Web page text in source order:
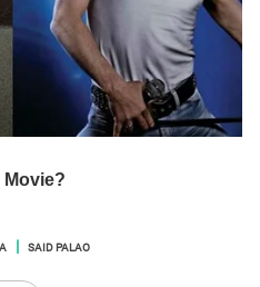
SAID PALAO